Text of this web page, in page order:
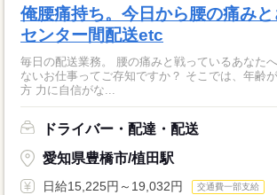
俺腰痛持ち。今日から腰の痛みと
センター間配送etc
毎日の配送業務。 腰の痛みと戦っているあなたへ 荷積み・荷下しが
ないお仕事ってご存知ですか？ そこでは、年齢が高めの方や女性の
方 力に自信がな...
ドライバー・配達・配送
愛知県豊橋市/植田駅
日給15,225円～19,032円 交通費一部支給